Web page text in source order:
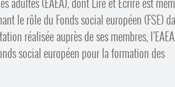
le rôle du Fonds social européen (FSE)
réalisée auprès de ses membres, l’EAEA
social européen pour la formation des